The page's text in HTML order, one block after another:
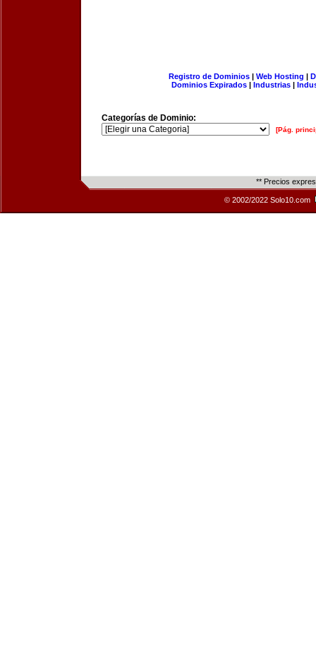
Registro de Dominios| Web Hosting |
Dominios Expirados | Industrias |
Categorías de Dominio:
[Pág.
** Precios
© 2002/2022 Solo10.com